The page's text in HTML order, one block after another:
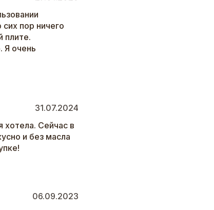
пор ничего
плите.
Я очень
31.07.2024
хотела. Сейчас в
и без масла
06.09.2023